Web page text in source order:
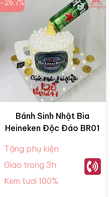
-26.7%
Bánh Sinh Nhật Bia
Heineken Độc Đáo BR01
Tặng phụ kiện
Giao trong 3h
Kem tươi 100%